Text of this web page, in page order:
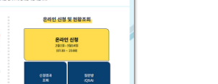
이 후기입니다! 그저께 금요일
. 주제는 해조류였는 매생이를
경쟁끝에
요 ㅎㅎ 방송끝나자마자 저는
청해놓았습니다 (헬로네이처
는데, 주 ..